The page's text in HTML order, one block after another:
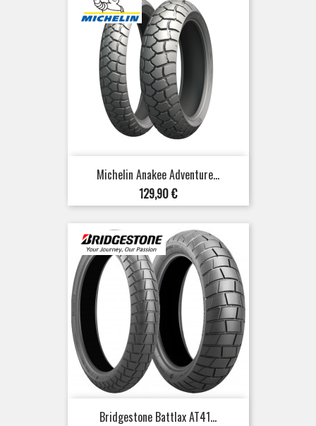
Michelin Anakee Adventure...
Prix
129,90 €
Bridgestone Battlax AT41...